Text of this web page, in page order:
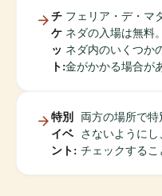
チ
ケ
ッ
ト:
フェリア・デ・マ
ネダの入場は無料
ネダ内のいくつか
金がかかる場合が
特別
イベ
ント:
両方の場所で
さないように
チェックするこ